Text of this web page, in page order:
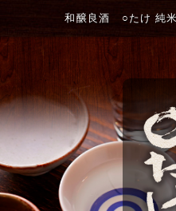
和醸良酒 ○たけ 純